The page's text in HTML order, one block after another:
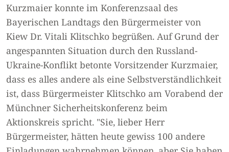
Kurzmaier konnte im Konferenzsaal des
Bayerischen Landtags den Bürgermeister von
Kiew Dr. Vitali Klitschko begrüßen. Auf Grund der
angespannten Situation durch den Russland-
Ukraine-Konflikt betonte Vorsitzender Kurzmaier,
dass es alles andere als eine Selbstverständlichkeit
ist, dass Bürgermeister Klitschko am Vorabend der
Münchner Sicherheitskonferenz beim
Aktionskreis spricht. "Sie, lieber Herr
Bürgermeister, hätten heute gewiss 100 andere